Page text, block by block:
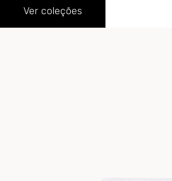
Ver coleções